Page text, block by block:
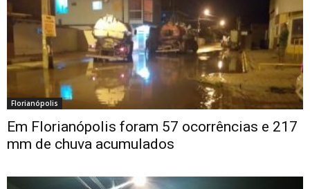
Florianópolis
Em Florianópolis foram 57 ocorrências e 217
mm de chuva acumulados